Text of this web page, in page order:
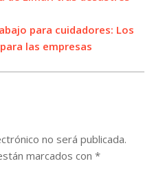
para cuidadores: Los
las empresas
no será publicada.
marcados con *